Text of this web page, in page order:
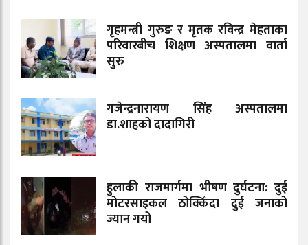
गृहमन्त्री गुरुङ र मृतक रविन्द्र मेहताका
परिवारबीच शिक्षण अस्पतालमा वार्ता
सुरु
गजेन्द्रनारायण सिंह अस्पतालमा
डा.शाहको दादागिरी
हुलाकी राजमार्गमा भीषण दुर्घटना: दुई
मोटरसाइकल ठोक्किँदा दुई जनाको
ज्यान गयो